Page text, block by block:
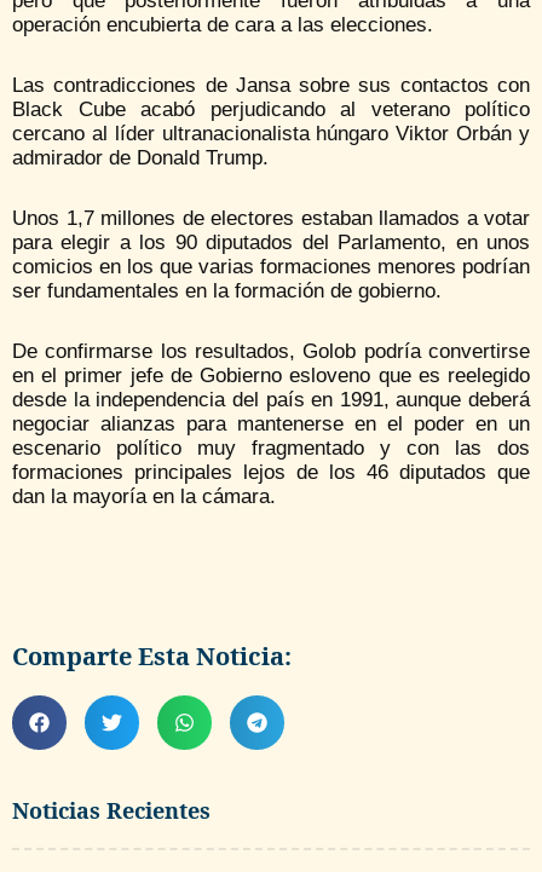
Noticias Recientes
operación encubierta de cara a las elecciones.
Las contradicciones de Jansa sobre sus contactos con
Black Cube acabó perjudicando al veterano político
cercano al líder ultranacionalista húngaro Viktor Orbán y
admirador de Donald Trump.
Unos 1,7 millones de electores estaban llamados a votar
para elegir a los 90 diputados del Parlamento, en unos
comicios en los que varias formaciones menores podrían
ser fundamentales en la formación de gobierno.
De confirmarse los resultados, Golob podría convertirse
en el primer jefe de Gobierno esloveno que es reelegido
desde la independencia del país en 1991, aunque deberá
negociar alianzas para mantenerse en el poder en un
escenario político muy fragmentado y con las dos
formaciones principales lejos de los 46 diputados que
dan la mayoría en la cámara.
Comparte Esta Noticia: